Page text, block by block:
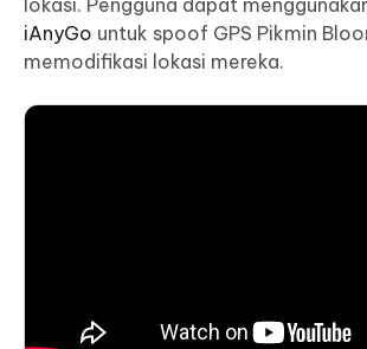
lokasi. Pengguna dapat
iAnyGo untuk spoof GPS Pikmin
memodifikasi lokasi mereka.